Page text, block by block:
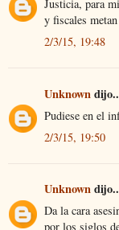
Justicia, para
y fiscales
2/3/15, 19:48
Unknown
Pudiese en el
2/3/15, 19:50
Unknown
Da la cara
por los siglos